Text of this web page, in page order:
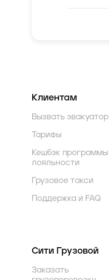
Клиентам
Вызвать эвакуатор
Тарифы
Кешбэк программы
лояльности
Грузовое такси
Поддержка и FAQ
Сити Грузовой
Заказать